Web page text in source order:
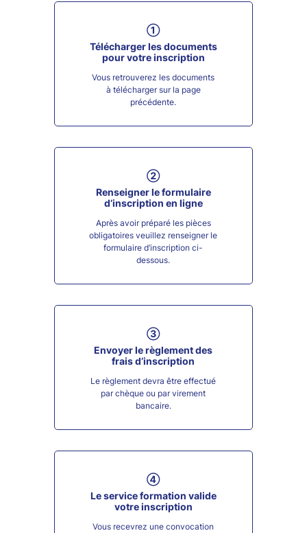
➀
Télécharger les documents
pour votre inscription
Vous retrouverez les documents
à télécharger sur la page
précédente.
②
Renseigner le formulaire
d’inscription en ligne
Après avoir préparé les pièces
obligatoires veuillez renseigner le
formulaire d’inscription ci-
dessous.
③
Envoyer le règlement des
frais d’inscription
Le règlement devra être effectué
par chèque ou par virement
bancaire.
④
Le service formation valide
votre inscription
Vous recevrez une convocation